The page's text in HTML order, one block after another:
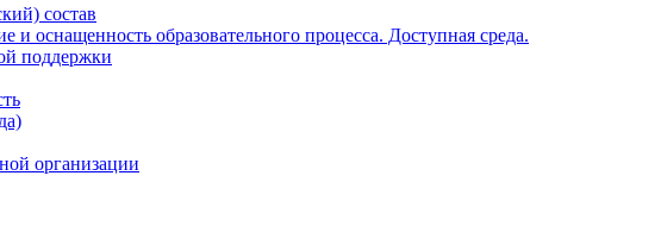
состав
и оснащенность образовательного процесса. Доступная среда.
поддержки
организации